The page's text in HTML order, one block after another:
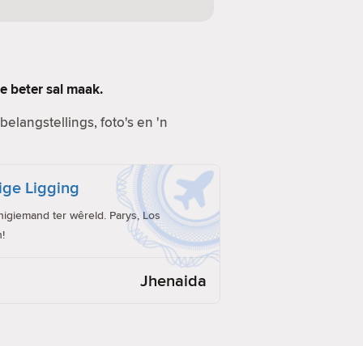
beter sal maak.
foto's en 'n
Ligging
ter wêreld. Parys, Los
Jhenaida